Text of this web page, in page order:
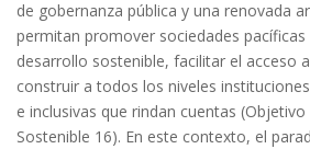
de gobernanza pública y una renovada
permitan promover sociedades pacíficas
desarrollo sostenible, facilitar el acceso
construir a todos los niveles
e inclusivas que rindan cuentas
Sostenible 16). En este contexto, el